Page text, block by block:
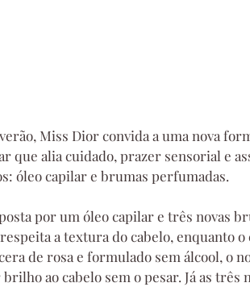
Miss Dior convida a uma nova
que alia cuidado, prazer sensorial e
óleo capilar e brumas perfumadas.
por um óleo capilar e três novas
a textura do cabelo, enquanto
de rosa e formulado sem álcool,
brilho ao cabelo sem o pesar. Já as